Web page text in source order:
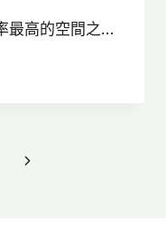
最高的空間之…
Next